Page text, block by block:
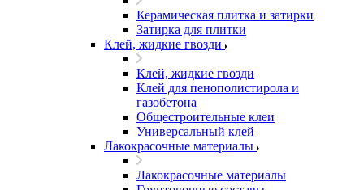
Керамическая плитка и затирки
Затирка для плитки
Клей, жидкие гвозди
Клей, жидкие гвозди
Клей для пенополистирола и
газобетона
Общестроительные клеи
Универсальный клей
Лакокрасочные материалы
Лакокрасочные материалы